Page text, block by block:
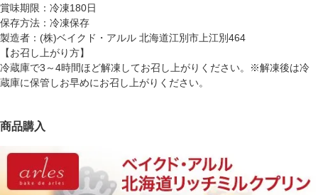
賞味期限：冷凍180日
保存方法：冷凍保存
製造者：(株)ベイクド・アルル 北海道江別市上江別464
【お召し上がり方】
冷蔵庫で3～4時間ほど解凍してお召し上がりください。※解凍後は冷
蔵庫に保管しお早めにお召し上がりください。
商品購入